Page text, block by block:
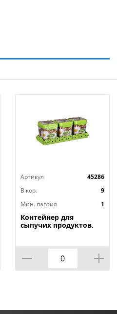
Артикул
45286
В кор.
9
Мин. партия
1
Контейнер для
сыпучих продуктов,
1/9